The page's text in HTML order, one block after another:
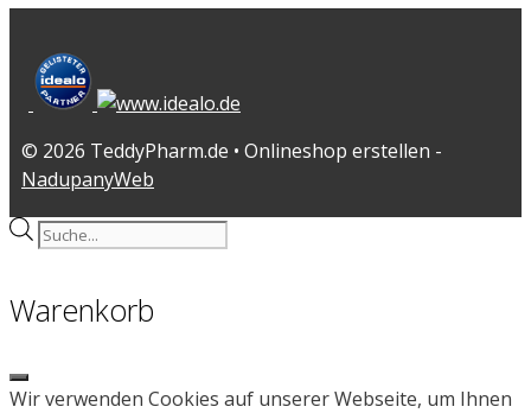
© 2026 TeddyPharm.de • Onlineshop erstellen -
NadupanyWeb
Products
Warenkorb
Close
Wir verwenden Cookies auf unserer Webseite, um Ihnen